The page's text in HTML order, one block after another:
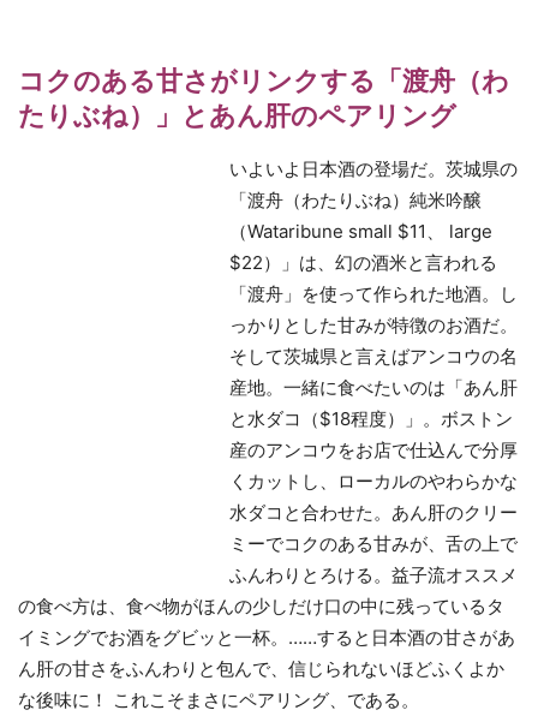
コクのある甘さがリンクする「渡舟（わ
たりぶね）」とあん肝のペアリング
いよいよ日本酒の登場だ。茨城県の
「渡舟（わたりぶね）純米吟醸
（Wataribune small $11、 large
$22）」は、幻の酒米と言われる
「渡舟」を使って作られた地酒。し
っかりとした甘みが特徴のお酒だ。
そして茨城県と言えばアンコウの名
産地。一緒に食べたいのは「あん肝
と水ダコ（$18程度）」。ボストン
産のアンコウをお店で仕込んで分厚
くカットし、ローカルのやわらかな
水ダコと合わせた。あん肝のクリー
ミーでコクのある甘みが、舌の上で
ふんわりとろける。益子流オススメ
の食べ方は、食べ物がほんの少しだけ口の中に残っているタ
イミングでお酒をグビッと一杯。……すると日本酒の甘さがあ
ん肝の甘さをふんわりと包んで、信じられないほどふくよか
な後味に！ これこそまさにペアリング、である。